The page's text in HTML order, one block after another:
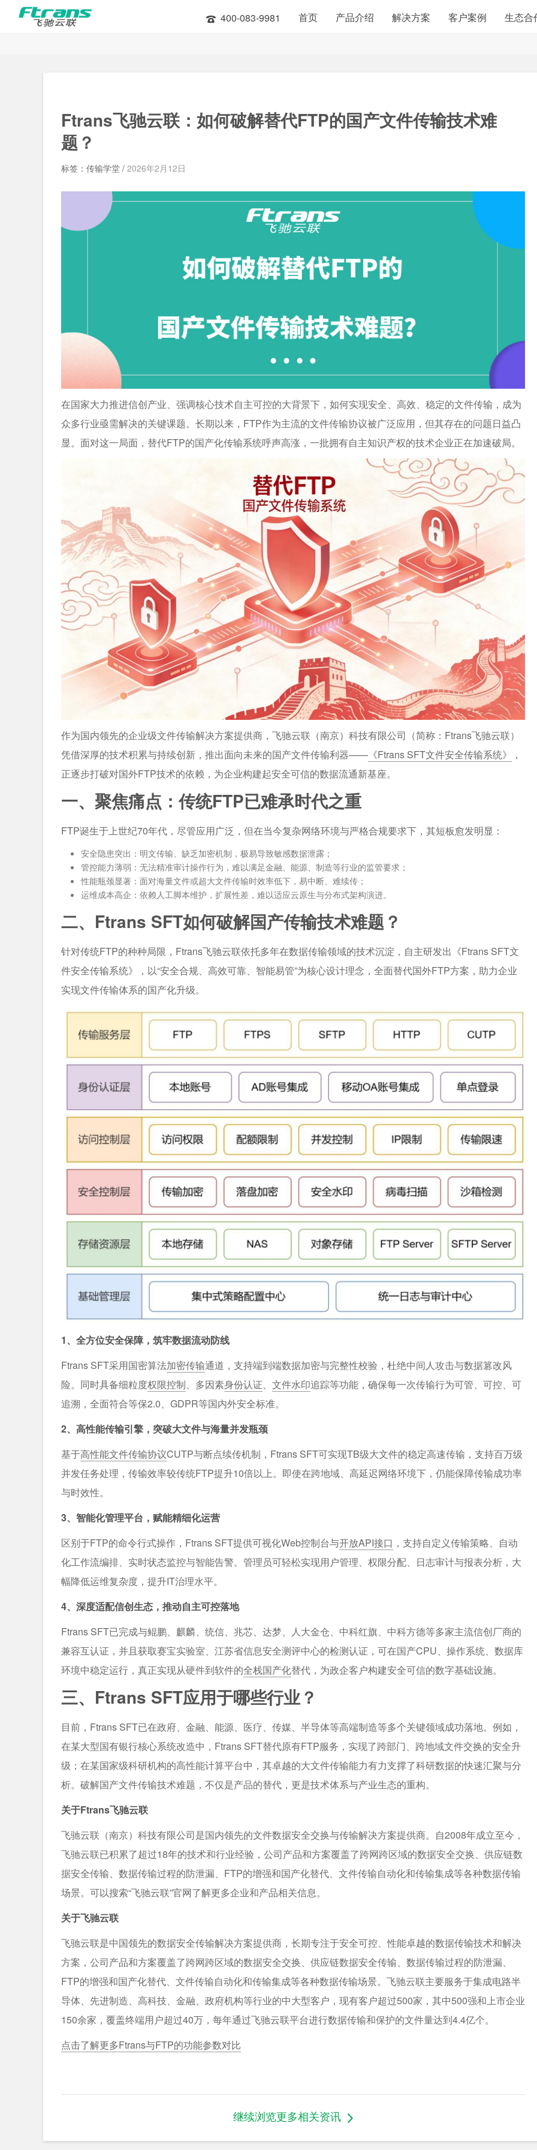
400-083-9981 首页 产品介绍 解决方案 客户案例 生态合
Ftrans飞驰云联：如何破解替代FTP的国产文件传输技术难
题？
标签：传输学堂 / 2026年2月12日
在国家大力推进信创产业、强调核心技术自主可控的大背景下，如何实现安全、高效、稳定的文件传输，成为
众多行业亟需解决的关键课题。长期以来，FTP作为主流的文件传输协议被广泛应用，但其存在的问题日益凸
显。面对这一局面，替代FTP的国产化传输系统呼声高涨，一批拥有自主知识产权的技术企业正在加速破局。
作为国内领先的企业级文件传输解决方案提供商，飞驰云联（南京）科技有限公司（简称：Ftrans飞驰云联）
凭借深厚的技术积累与持续创新，推出面向未来的国产文件传输利器—— 《Ftrans SFT文件安全传输系统》
，
正逐步打破对国外FTP技术的依赖，为企业构建起安全可信的数据流通新基座。
一、聚焦痛点：传统FTP已难承时代之重
FTP诞生于上世纪70年代，尽管应用广泛，但在当今复杂网络环境与严格合规要求下，其短板愈发明显：
安全隐患突出：明文传输、缺乏加密机制，极易导致敏感数据泄露；
管控能力薄弱：无法精准审计操作行为，难以满足金融、能源、制造等行业的监管要求；
性能瓶颈显著：面对海量文件或超大文件传输时效率低下，易中断、难续传；
运维成本高企：依赖人工脚本维护，扩展性差，难以适应云原生与分布式架构演进。
二、Ftrans SFT如何破解国产传输技术难题？
针对传统FTP的种种局限，Ftrans飞驰云联依托多年在数据传输领域的技术沉淀，自主研发出《Ftrans SFT文
件安全传输系统》，以“安全合规、高效可靠、智能易管”为核心设计理念，全面替代国外FTP方案，助力企业
实现文件传输体系的国产化升级。
1、全方位安全保障，筑牢数据流动防线
Ftrans SFT采用国密算法加密传输通道，支持端到端数据加密与完整性校验，杜绝中间人攻击与数据篡改风
险。同时具备细粒度权限控制、多因素身份认证、 文件水印追踪等功能，确保每一次传输行为可管、可控、可
追溯，全面符合等保2.0、GDPR等国内外安全标准。
2、高性能传输引擎，突破大文件与海量并发瓶颈
基于高性能文件传输协议CUTP与断点续传机制，Ftrans SFT可实现TB级大文件的稳定高速传输，支持百万级
并发任务处理，传输效率较传统FTP提升10倍以上。即使在跨地域、高延迟网络环境下，仍能保障传输成功率
与时效性。
3、智能化管理平台，赋能精细化运营
区别于FTP的命令行式操作，Ftrans SFT提供可视化Web控制台与开放API接口 ，支持自定义传输策略、自动
化工作流编排、实时状态监控与智能告警。管理员可轻松实现用户管理、权限分配、日志审计与报表分析，大
幅降低运维复杂度，提升IT治理水平。
4、深度适配信创生态，推动自主可控落地
Ftrans SFT已完成与鲲鹏、麒麟、统信、兆芯、达梦、人大金仓、中科红旗、中科方德等多家主流信创厂商的
兼容互认证，并且获取赛宝实验室、江苏省信息安全测评中心的检测认证，可在国产CPU、操作系统、数据库
环境中稳定运行，真正实现从硬件到软件的全栈国产化替代，为政企客户构建安全可信的数字基础设施。
三、Ftrans SFT应用于哪些行业？
目前，Ftrans SFT已在政府、金融、能源、医疗、传媒、半导体等高端制造等多个关键领域成功落地。例如，
在某大型国有银行核心系统改造中，Ftrans SFT替代原有FTP服务，实现了跨部门、跨地域文件交换的安全升
级；在某国家级科研机构的高性能计算平台中，其卓越的大文件传输能力有力支撑了科研数据的快速汇聚与分
析。破解国产文件传输技术难题，不仅是产品的替代，更是技术体系与产业生态的重构。
关于Ftrans飞驰云联
飞驰云联（南京）科技有限公司是国内领先的文件数据安全交换与传输解决方案提供商。自2008年成立至今，
飞驰云联已积累了超过18年的技术和行业经验，公司产品和方案覆盖了跨网跨区域的数据安全交换、供应链数
据安全传输、数据传输过程的防泄漏、FTP的增强和国产化替代、文件传输自动化和传输集成等各种数据传输
场景。可以搜索“飞驰云联”官网了解更多企业和产品相关信息。
关于飞驰云联
飞驰云联是中国领先的数据安全传输解决方案提供商，长期专注于安全可控、性能卓越的数据传输技术和解决
方案，公司产品和方案覆盖了跨网跨区域的数据安全交换、供应链数据安全传输、数据传输过程的防泄漏、
FTP的增强和国产化替代、文件传输自动化和传输集成等各种数据传输场景。飞驰云联主要服务于集成电路半
导体、先进制造、高科技、金融、政府机构等行业的中大型客户，现有客户超过500家，其中500强和上市企业
150余家，覆盖终端用户超过40万，每年通过飞驰云联平台进行数据传输和保护的文件量达到4.4亿个。
点击了解更多Ftrans与FTP的功能参数对比
继续浏览更多相关资讯